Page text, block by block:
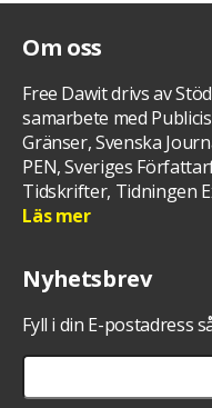
Om oss
Free Dawit drivs av
samarbete med
Gränser, Svenska
PEN, Sveriges
Tidskrifter, Tidningen
Läs mer
Nyhetsbrev
Fyll i din E-postadress